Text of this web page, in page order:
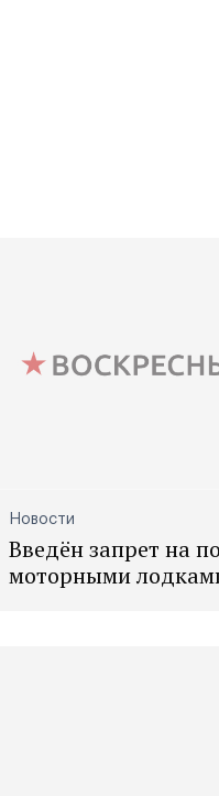
Новости
Введён запрет на
моторными